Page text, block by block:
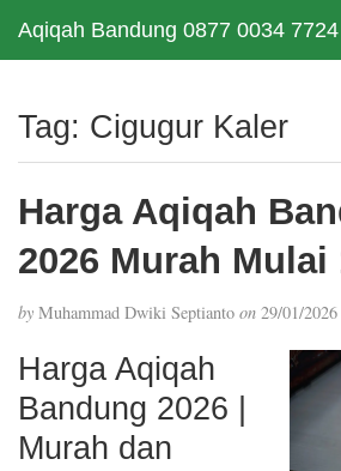
Aqiqah Bandung 0877 0034 7724
Tag: Cigugur Kaler
Harga Aqiqah
2026 Murah Mulai
by Muhammad Dwiki Septianto on 29/01/2026
Harga Aqiqah
Bandung 2026 |
Murah dan